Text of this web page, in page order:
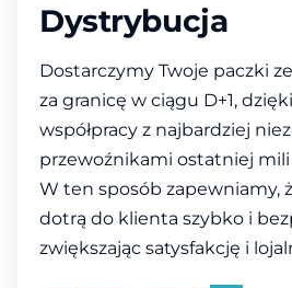
Dystrybucja
Dostarczymy Twoje paczki
za granicę w ciągu D+1,
współpracy z najbardziej
przewoźnikami ostatniej
W ten sposób zapewniamy,
dotrą do klienta szybko i
zwiększając satysfakcję i